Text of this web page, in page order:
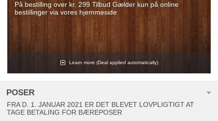
På bestilling over kr. 299 Tilbud Gælder kun på online
bestillinger via vores hjemmeside
Learn more (Deal applied automatically)
POSER
FRA D. 1. JANUAR 2021 ER DET BLEVET LOVPLIGTIGT AT
TAGE BETALING FOR BÆREPOSER